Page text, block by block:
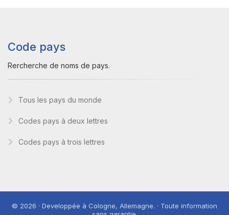
Code pays
Rercherche de noms de pays.
Tous les pays du monde
Codes pays à deux lettres
Codes pays à trois lettres
© 2026 · Developpée à Cologne, Allemagne. · Toute information